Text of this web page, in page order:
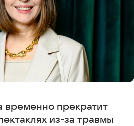
временно прекратит
из-за травмы